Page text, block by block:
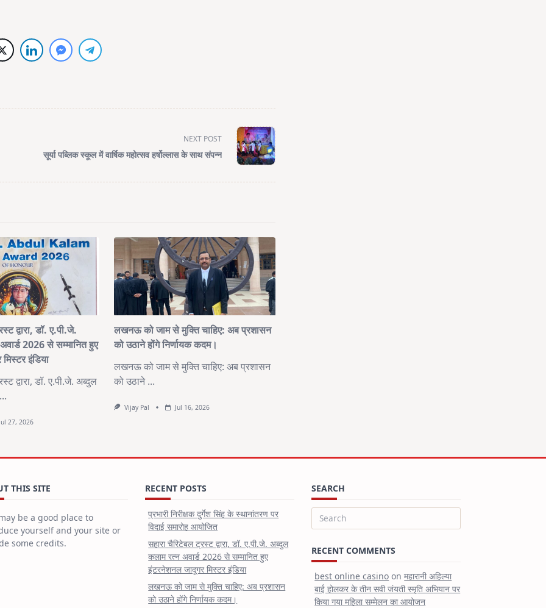
NEXT POST
सूर्या पब्लिक स्कूल में वार्षिक महोत्सव हर्षोल्लास के साथ संपन्न
द्वारा, डॉ. ए.पी.जे.
2026 से सम्मानित हुए
इंडिया
द्वारा, डॉ. ए.पी.जे. अब्दुल
...
27, 2026
लखनऊ को जाम से मुक्ति चाहिए: अब प्रशासन
को उठाने होंगे निर्णायक कदम।
लखनऊ को जाम से मुक्ति चाहिए: अब प्रशासन
को उठाने ...
Vijay Pal Jul 16, 2026
THIS SITE
be a good place to
yourself and your site or
some credits.
RECENT POSTS
प्रभारी निरीक्षक दुर्गेश सिंह के स्थानांतरण पर
विदाई समारोह आयोजित
सहारा चैरिटेबल ट्रस्ट द्वारा, डॉ. ए.पी.जे. अब्दुल
कलाम रत्न अवार्ड 2026 से सम्मानित हुए
इंटरनेशनल जादूगर मिस्टर इंडिया
लखनऊ को जाम से मुक्ति चाहिए: अब प्रशासन
को उठाने होंगे निर्णायक कदम।
SEARCH
Search
RECENT COMMENTS
best online casino onमहारानी अहिल्या
बाई होलकर के तीन सवी जंयती स्मृति अभियान पर
किया गया महिला सम्मेलन का आयोजन